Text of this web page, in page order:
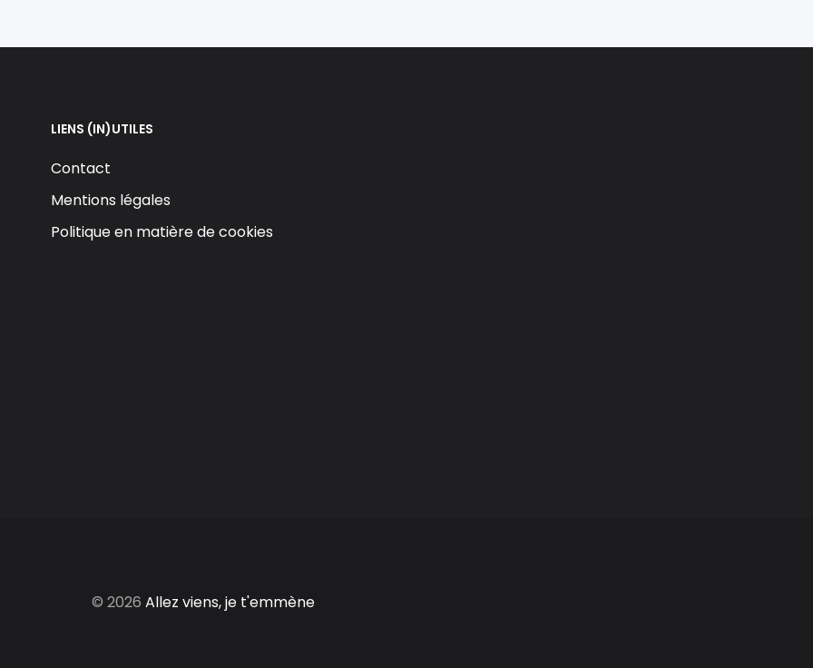
LIENS (IN)UTILES
Contact
Mentions légales
Politique en matière de cookies
© 2026 Allez viens, je t'emmène